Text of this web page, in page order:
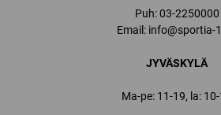
Puh:03-2250000
Email: info@sportia-
JYVÄSKYLÄ
Ma-pe: 11-19, la: